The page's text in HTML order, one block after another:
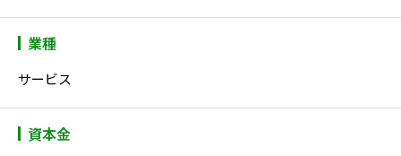
業種
サービス
資本金